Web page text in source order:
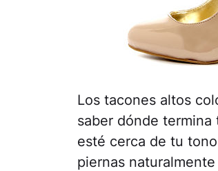
Los tacones altos
saber dónde
esté cerca de tu
piernas